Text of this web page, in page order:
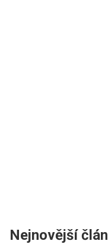
Nejnovější